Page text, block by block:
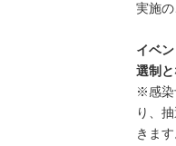
実施
イベ
選制と
※感染
り、
きま